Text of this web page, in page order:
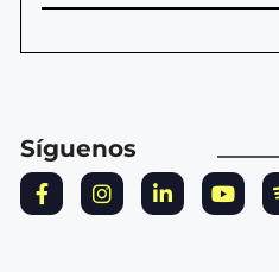
Síguenos